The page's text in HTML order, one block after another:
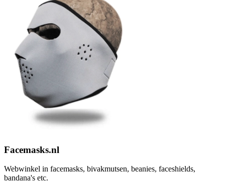
Facemasks.nl
Webwinkel in facemasks, bivakmutsen, beanies, faceshields,
bandana's etc.